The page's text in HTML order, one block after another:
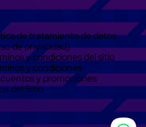
de tratamiento de datos
de privacidad)
y condiciones del sitio
y condiciones
y promociones
del Sitio